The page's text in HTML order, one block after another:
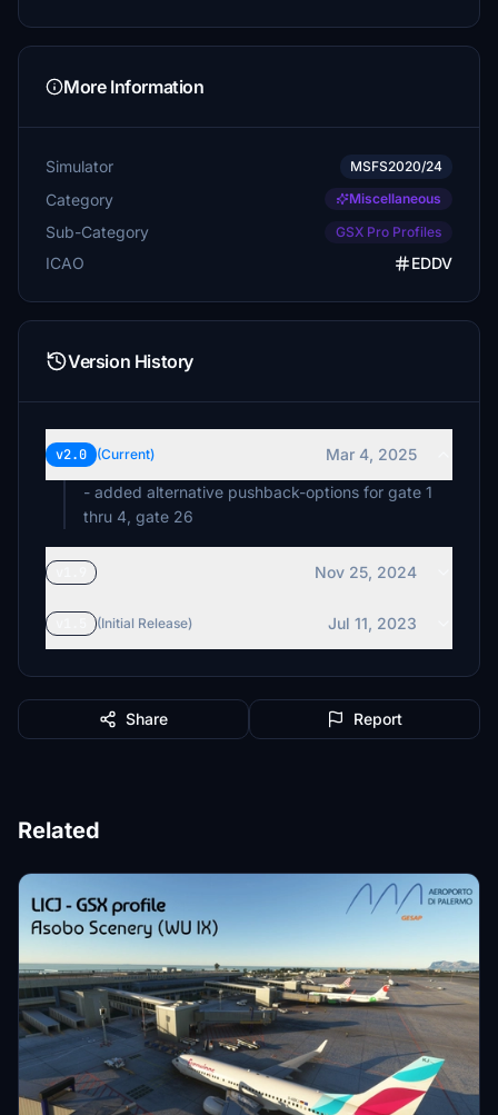
More Information
Simulator MSFS2020/24
Category Miscellaneous
Sub-Category GSX Pro Profiles
ICAO EDDV
Version History
v2.0 (Current)
Mar 4, 2025
- added alternative pushback-options for gate 1
thru 4, gate 26
Nov 25, 2024
(Initial Release) Jul 11, 2023
Share Report
Related